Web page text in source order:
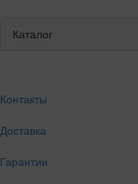
Каталог
Контакты
Доставка
Гарантии